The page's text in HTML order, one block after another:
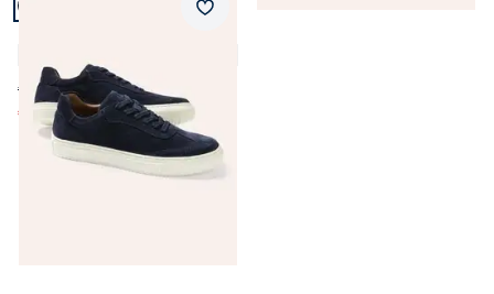
€ 119,99
€ 69,99 (-42%)
Merkzettel